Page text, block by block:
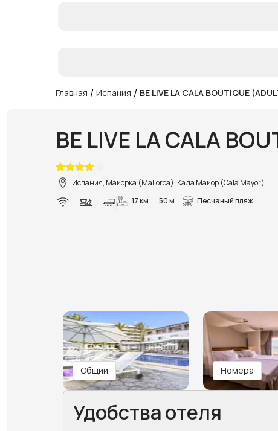
Главная / Испания / BE LIVE LA CALA BOUTIQUE
BE LIVE LA CALA
Испания, Майорка (Mallorca), Кала Майор (Cala Mayor)
17 км
50 м Песчаный пляж
Общий Номера
Удобства отеля